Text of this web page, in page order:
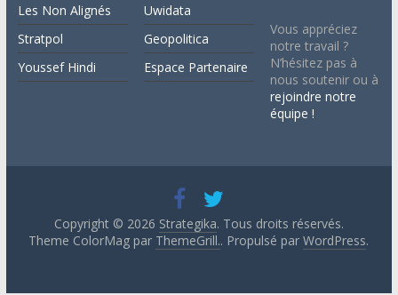
Les Non Alignés
Stratpol
Youssef Hindi
Uwidata
Geopolitica
Espace Partenaire
Vous appréciez
notre travail ?
N’hésitez pas à
nous soutenir ou à
rejoindre notre
équipe !
Copyright © 2026 Strategika. Tous droits réservés.
Theme ColorMag par ThemeGrill.. Propulsé parWordPress.